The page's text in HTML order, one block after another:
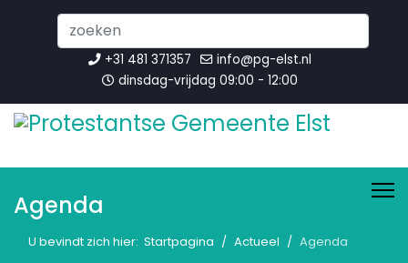
...
+31 481 371357
info@pg-elst.nl
dinsdag-vrijdag 09:00 - 12:00
Agenda
U bevindt zich hier: Startpagina Actueel Agenda